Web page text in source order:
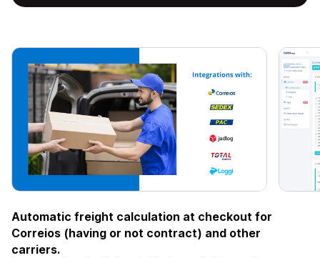
Automatic freight calculation at checkout for
Correios (having or not contract) and other
carriers.